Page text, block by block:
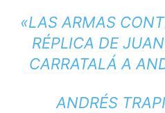
«LAS ARMAS
RÉPLICA DE
CARRATALÁ A
ANDRÉS